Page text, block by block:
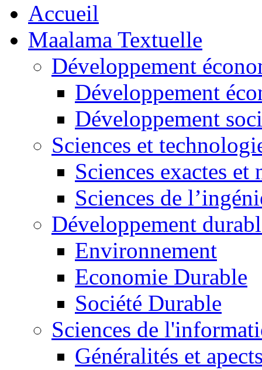
Accueil
Maalama Textuelle
Développement
Développement
Développement
Sciences et
Sciences exactes et
Sciences de
Développement
Environnement
Economie Durable
Société Durable
Sciences de
Généralités et